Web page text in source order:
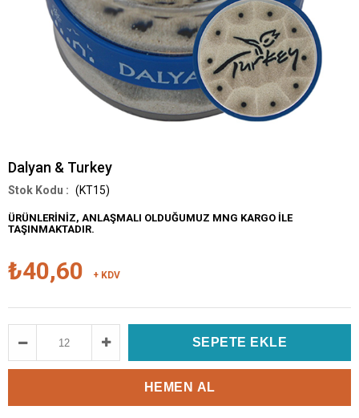
Dalyan & Turkey
(KT15)
ÜRÜNLERİNİZ, ANLAŞMALI OLDUĞUMUZ MNG KARGO İLE
TAŞINMAKTADIR.
₺40,60 + KDV